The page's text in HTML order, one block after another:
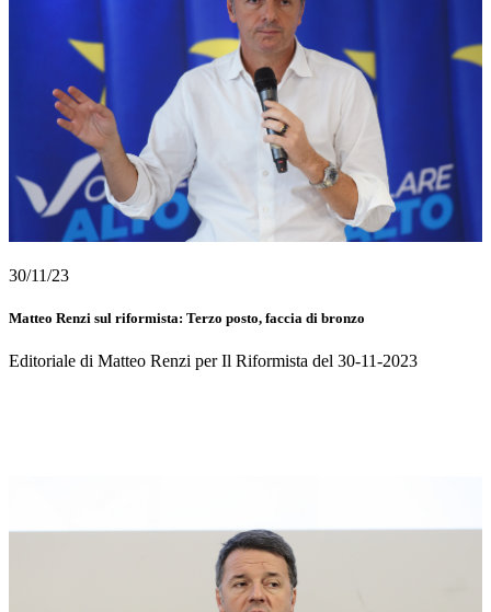
30/11/23
Matteo Renzi sul riformista: Terzo posto, faccia di bronzo
Editoriale di Matteo Renzi per Il Riformista del 30-11-2023